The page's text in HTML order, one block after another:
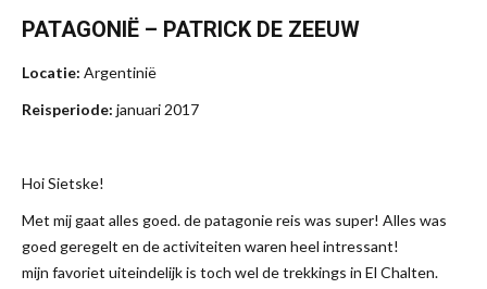
PATAGONIË – PATRICK DE ZEEUW
Locatie: Argentinië
Reisperiode: januari 2017
Hoi Sietske!
Met mij gaat alles goed. de patagonie reis was super! Alles was
goed geregelt en de activiteiten waren heel intressant!
mijn favoriet uiteindelijk is toch wel de trekkings in El Chalten.